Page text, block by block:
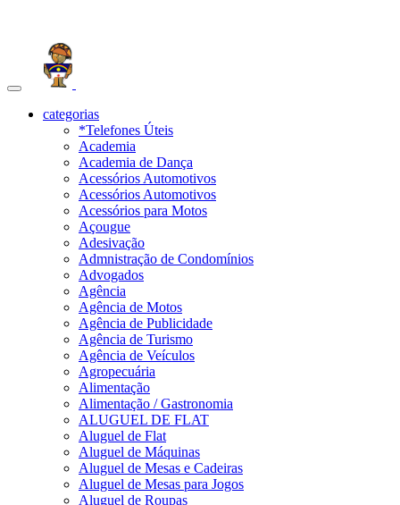
Toggle
navigationcategorias
*Telefones Úteis
Academia
Academia de Dança
Acessórios Automotivos
Acessórios Automotivos
Acessórios para Motos
Açougue
Adesivação
Admnistração de Condomínios
Advogados
Agência
Agência de Motos
Agência de Publicidade
Agência de Turismo
Agência de Veículos
Agropecuária
Alimentação
Alimentação / Gastronomia
ALUGUEL DE FLAT
Aluguel de Flat
Aluguel de Máquinas
Aluguel de Mesas e Cadeiras
Aluguel de Mesas para Jogos
Aluguel de Roupas